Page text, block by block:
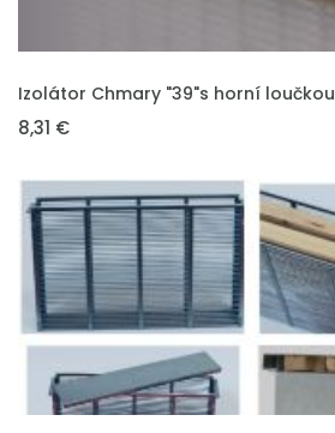
VLOŽIT DO KOŠÍKU
Izolátor Chmary "39"s horní loučkou
8,31 €